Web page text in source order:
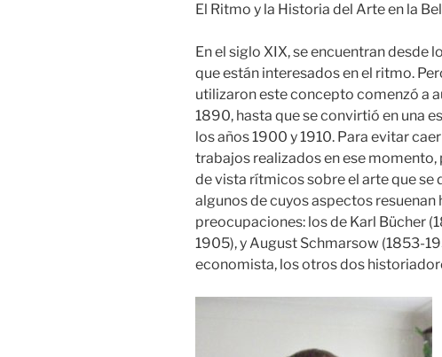
El Ritmo y la Historia del Arte en la
En el siglo XIX, se encuentran desde
que están interesados ​​en el ritmo.
utilizaron este concepto comenzó a
1890, hasta que se convirtió en una
los años 1900 y 1910. Para evitar
trabajos realizados en ese
de vista rítmicos sobre el arte que se
algunos de cuyos aspectos resuenan
preocupaciones: los de Karl Bücher
1905), y August Schmarsow (1853-
economista, los otros dos